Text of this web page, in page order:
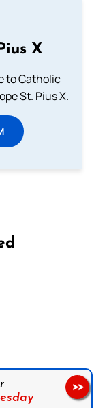
X
to Catholic
St. Pius X.
>>